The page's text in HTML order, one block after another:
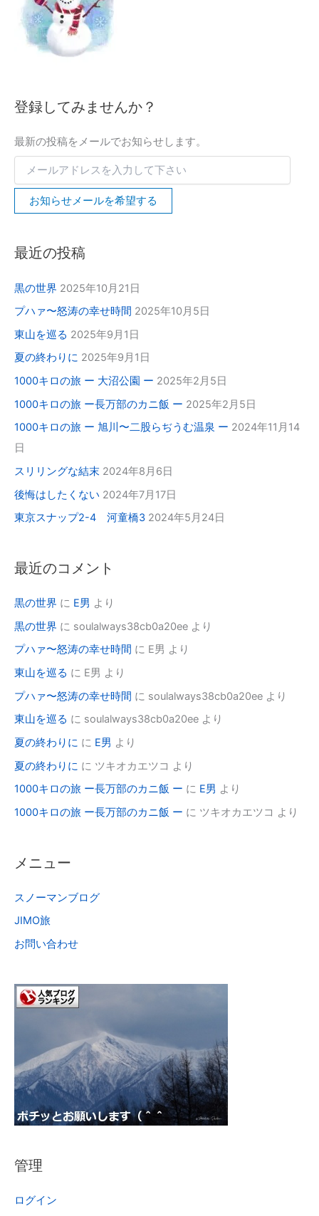
登録してみませんか？
最新の投稿をメールでお知らせします。
を
下
さ
お知らせメールを希望する
最近の投稿
黒の世界 2025年10月21日
プハァ〜怒涛の幸せ時間 2025年10月5日
東山を巡る 2025年9月1日
夏の終わりに 2025年9月1日
1000キロの旅 ー 大沼公園 ー 2025年2月5日
1000キロの旅 ー長万部のカニ飯 ー 2025年2月5日
1000キロの旅 ー 旭川〜二股らぢうむ温泉 ー 2024年11月14
日
スリリングな結末 2024年8月6日
後悔はしたくない 2024年7月17日
東京スナップ2-4 河童橋3 2024年5月24日
最近のコメント
黒の世界 に E男 より
黒の世界 に soulalways38cb0a20ee より
プハァ〜怒涛の幸せ時間 に E男 より
東山を巡る に E男 より
プハァ〜怒涛の幸せ時間 に soulalways38cb0a20ee より
東山を巡る に soulalways38cb0a20ee より
夏の終わりに に E男 より
夏の終わりに に ツキオカエツコ より
1000キロの旅 ー長万部のカニ飯 ー に E男 より
1000キロの旅 ー長万部のカニ飯 ー に ツキオカエツコ より
メニュー
スノーマンブログ
JIMO旅
お問い合わせ
管理
ログイン